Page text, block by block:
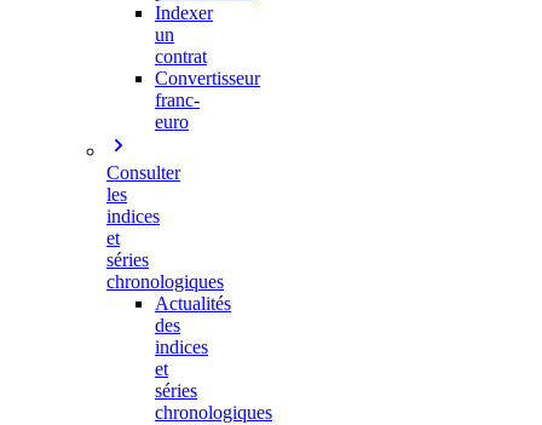
Indexer
un
contrat
Convertisseur
franc-
euro
Consulter
les
indices
et
séries
chronologiques
Actualités
des
indices
et
séries
chronologiques